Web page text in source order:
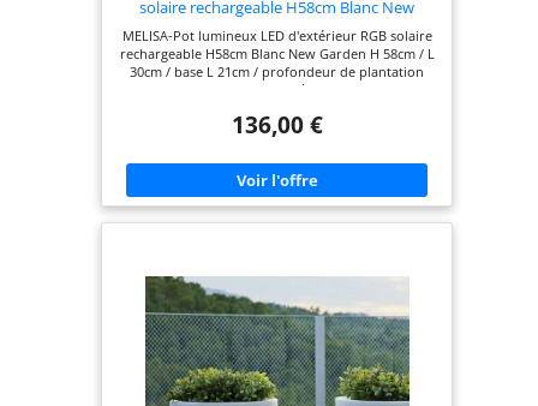
solaire rechargeable H58cm Blanc New
MELISA-Pot lumineux LED d'extérieur RGB solaire
rechargeable H58cm Blanc New Garden H 58cm / L
30cm / base L 21cm / profondeur de plantation
25cm Polypropylène Blanc
136,00 €